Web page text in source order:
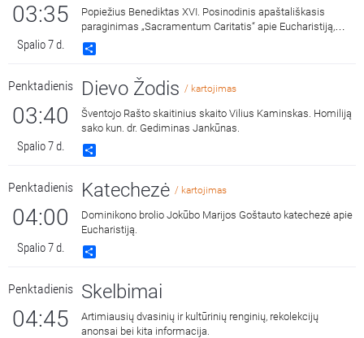
03:35
Spalio 7 d.
Popiežius Benediktas XVI. Posinodinis apaštališkasis
paraginimas „Sacramentum Caritatis“ apie Eucharistiją,
Bažnyčios gyvenimo ir misijos versmę ir šaltinį. Skaito
Laimis Krunglevičius.
Penktadienis
03:40
Spalio 7 d.
Dievo Žodis / kartojimas
Šventojo Rašto skaitinius skaito Vilius Kaminskas. Homiliją
sako kun. dr. Gediminas Jankūnas.
Penktadienis
04:00
Spalio 7 d.
Katechezė / kartojimas
Dominikono brolio Jokūbo Marijos Goštauto katechezė apie
Eucharistiją.
Penktadienis
04:45
Skelbimai
Artimiausių dvasinių ir kultūrinių renginių, rekolekcijų
anonsai bei kita informacija.